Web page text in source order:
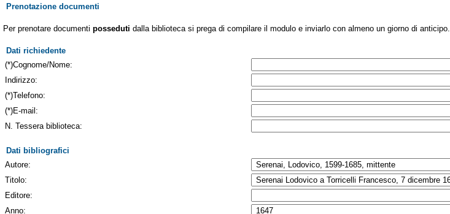
Prenotazione documenti
Per prenotare documenti posseduti dalla biblioteca si prega di compilare il modulo e inviarlo con almeno un giorno di anticipo.
Dati richiedente
(*)Cognome/Nome:
Indirizzo:
(*)Telefono:
(*)E-mail:
N. Tessera biblioteca:
Dati bibliografici
Autore:
Titolo:
Editore:
Anno: